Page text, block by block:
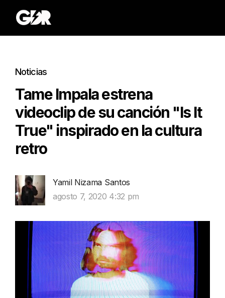
Noticias
Tame Impala estrena
videoclip de su canción "Is It
True" inspirado en la cultura
retro
Yamil Nizama Santos
agosto 7, 2020 4:32 pm